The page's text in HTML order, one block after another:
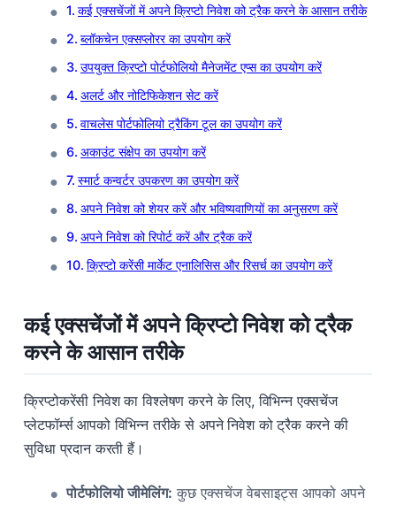
कई एक्सचेंजों में अपने क्रिप्टो निवेश को ट्रैक करने के आसान तरीके
ब्लॉकचेन एक्सप्लोरर का उपयोग करें
उपयुक्त क्रिप्टो पोर्टफोलियो मैनेजमेंट एप्स का उपयोग करें
अलर्ट और नोटिफिकेशन सेट करें
वाचलेस पोर्टफोलियो ट्रैकिंग टूल का उपयोग करें
अकाउंट संक्षेप का उपयोग करें
स्मार्ट कन्वर्टर उपकरण का उपयोग करें
अपने निवेश को शेयर करें और भविष्यवाणियों का अनुसरण करें
अपने निवेश को रिपोर्ट करें और ट्रैक करें
क्रिप्टो करेंसी मार्केट एनालिसिस और रिसर्च का उपयोग करें
कई एक्सचेंजों में अपने क्रिप्टो निवेश को ट्रैक
करने के आसान तरीके
क्रिप्टोकरेंसी निवेश का विश्लेषण करने के लिए, विभिन्न एक्सचेंज
प्लेटफॉर्म्स आपको विभिन्न तरीके से अपने निवेश को ट्रैक करने की
सुविधा प्रदान करती हैं।
पोर्टफोलियो जीमेलिंग: कुछ एक्सचेंज वेबसाइट्स आपको अपने